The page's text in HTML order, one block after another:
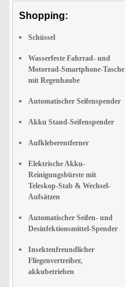
Shopping:
Schüssel
Wasserfeste Fahrrad- und
Motorrad-Smartphone-Tasche
mit Regenhaube
Automatischer Seifenspender
Akku Stand-Seifenspender
Aufkleberentferner
Elektrische Akku-
Reinigungsbürste mit
Teleskop-Stab & Wechsel-
Aufsätzen
Automatischer Seifen- und
Desinfektionsmittel-Spender
Insektenfreundlicher
Fliegenvertreiber,
akkubetrieben